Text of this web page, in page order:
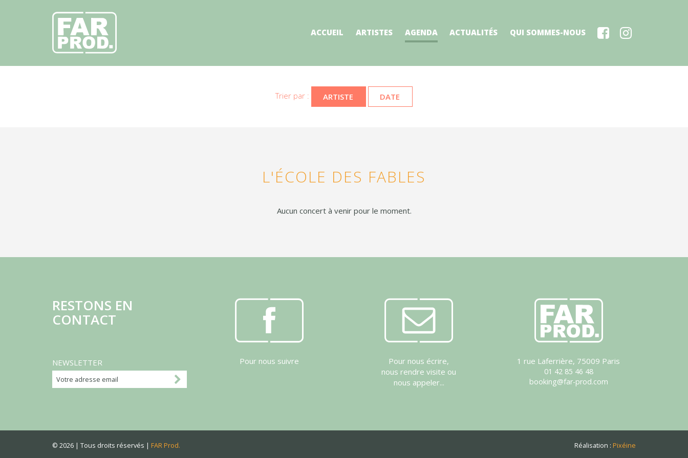
ACCUEIL ARTISTES AGENDA ACTUALITÉS QUI SOMMES-NOUS
Trier par : ARTISTE DATE
L'ÉCOLE DES FABLES
Aucun concert à venir pour le moment.
RESTONS EN
CONTACT
NEWSLETTER Pour nous suivre
Pour nous écrire,
nous rendre visite ou
nous appeler...
1 rue Laferrière, 75009 Paris
01 42 85 46 48
booking@far-prod.com
© 2026 | Tous droits réservés | FAR Prod. Réalisation : Pixéine